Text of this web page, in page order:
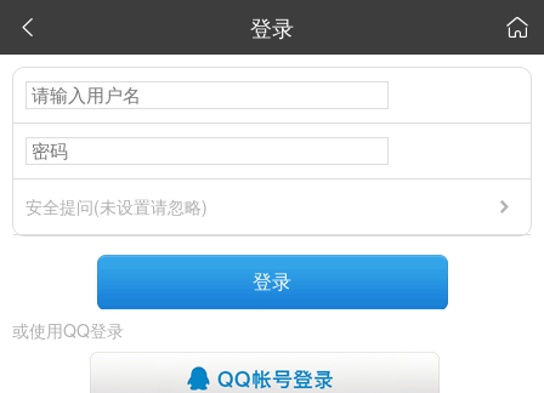
 登录 
安全提问(未设置请忽略)
登录
或使用QQ登录